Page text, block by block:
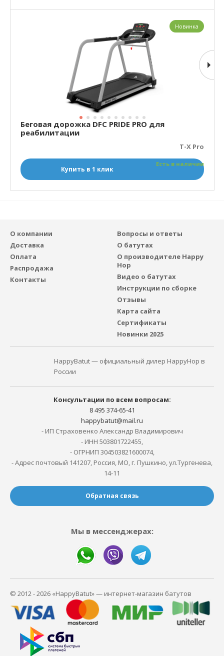
Беговая дорожка DFC PRIDE PRO для
реабилитации
T-X Pro
Есть в наличии
Купить в 1 клик
Новинка
О компании
Доставка
Оплата
Распродажа
Контакты
Вопросы и ответы
О батутах
О производителе Happy
Hop
Видео о батутах
Инструкции по сборке
Отзывы
Карта сайта
Сертификаты
Новинки 2025
HappyBatut — официальный дилер HappyHop в
России
Консультации по всем вопросам:
8 495 374-65-41
happybatut@mail.ru
- ИП Страховенко Александр Владимирович
- ИНН 503801722455,
- ОГРНИП 304503821600074,
- Адрес почтовый 141207, Россия, МО, г. Пушкино, ул.Тургенева,
14-11
Обратная связь
Мы в мессенджерах:
© 2012 - 2026 «HappyBatut» — интернет-магазин батутов